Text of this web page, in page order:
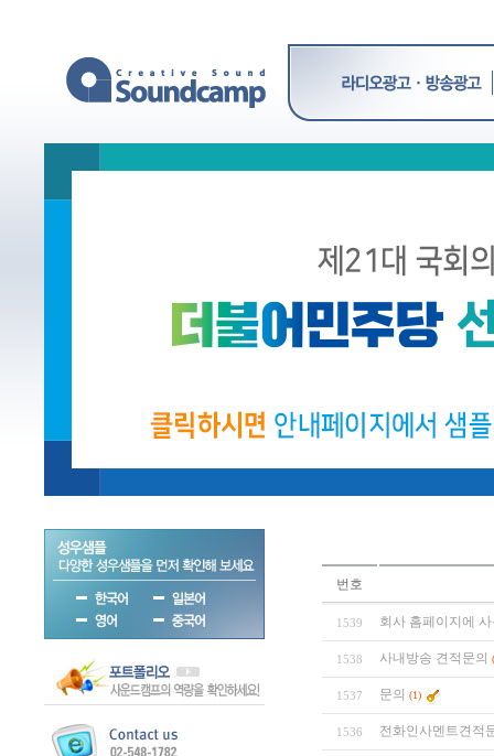
번호
1539 회사 홈페이지에
1538 사내방송 견적문의
1537 문의 (1)
1536 전화인사멘트견적